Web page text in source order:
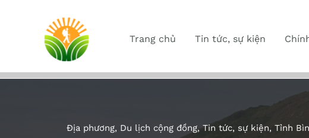
Trang chủ Tin tức, sự kiện
Địa phương, Du lịch cộng đồng,Tin tức, sự kiện, Tỉnh